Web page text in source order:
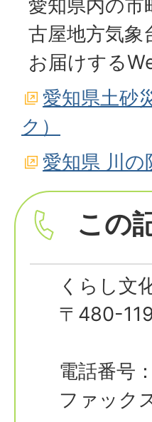
愛知県内の市
古屋地方気象
お届けする
愛知県土砂
ク）
愛知県 川の
この
くらし文
〒480-
電話番号
ファック